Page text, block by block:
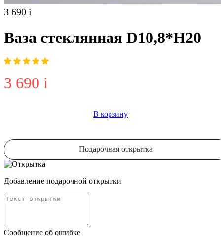
3 690 i
Ваза стеклянная D10,8*H20
3 690 i
В корзину
Подарочная открытка
Добавление подарочной открытки
Сообщение об ошибке